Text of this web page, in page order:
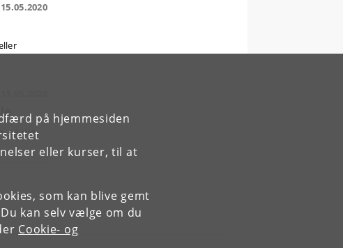
på hjemmesiden
eller kurser, til at
som kan blive gemt
kan selv vælge om du
Cookie- og
15.05.2020
og det